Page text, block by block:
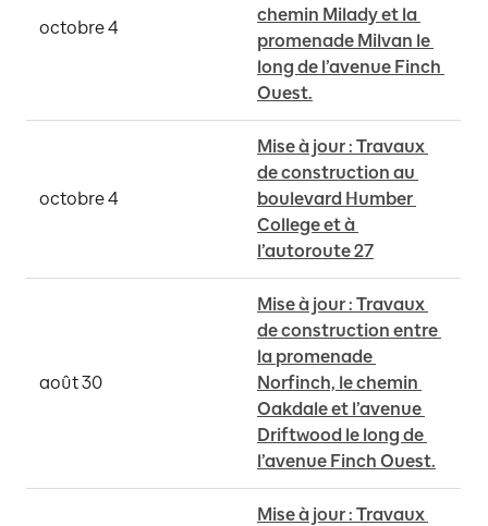
octobre 4
chemin Milady et la
promenade Milvan le
long de l’avenue Finch
Ouest.
octobre 4
Mise à jour : Travaux
de construction au
boulevard Humber
College et à
l’autoroute 27
août 30
Mise à jour : Travaux
de construction entre
la promenade
Norfinch, le chemin
Oakdale et l’avenue
Driftwood le long de
l’avenue Finch Ouest.
Mise à jour : Travaux